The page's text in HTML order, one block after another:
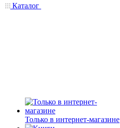
Каталог
Только в интернет-магазине